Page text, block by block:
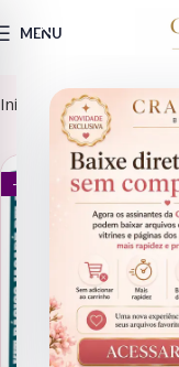
MENU
Início Arquivos de
- 34%